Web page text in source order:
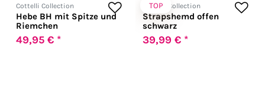
Cottelli Collection
Hebe BH mit Spitze und
Riemchen
49,95 € *
TOP
Cottelli Collection
Strapshemd offen
schwarz
39,99 € *